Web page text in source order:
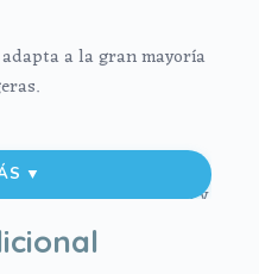
a la gran mayoría
de la funda muy ancha y
▼